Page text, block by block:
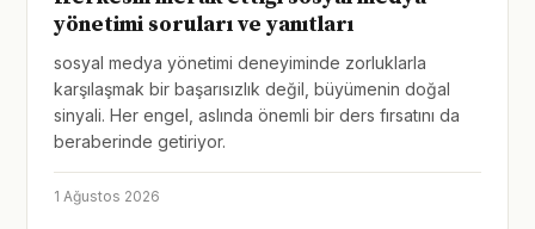
yönetimi soruları ve yanıtları
sosyal medya yönetimi deneyiminde zorluklarla
karşılaşmak bir başarısızlık değil, büyümenin doğal
sinyali. Her engel, aslında önemli bir ders fırsatını da
beraberinde getiriyor.
1 Ağustos 2026